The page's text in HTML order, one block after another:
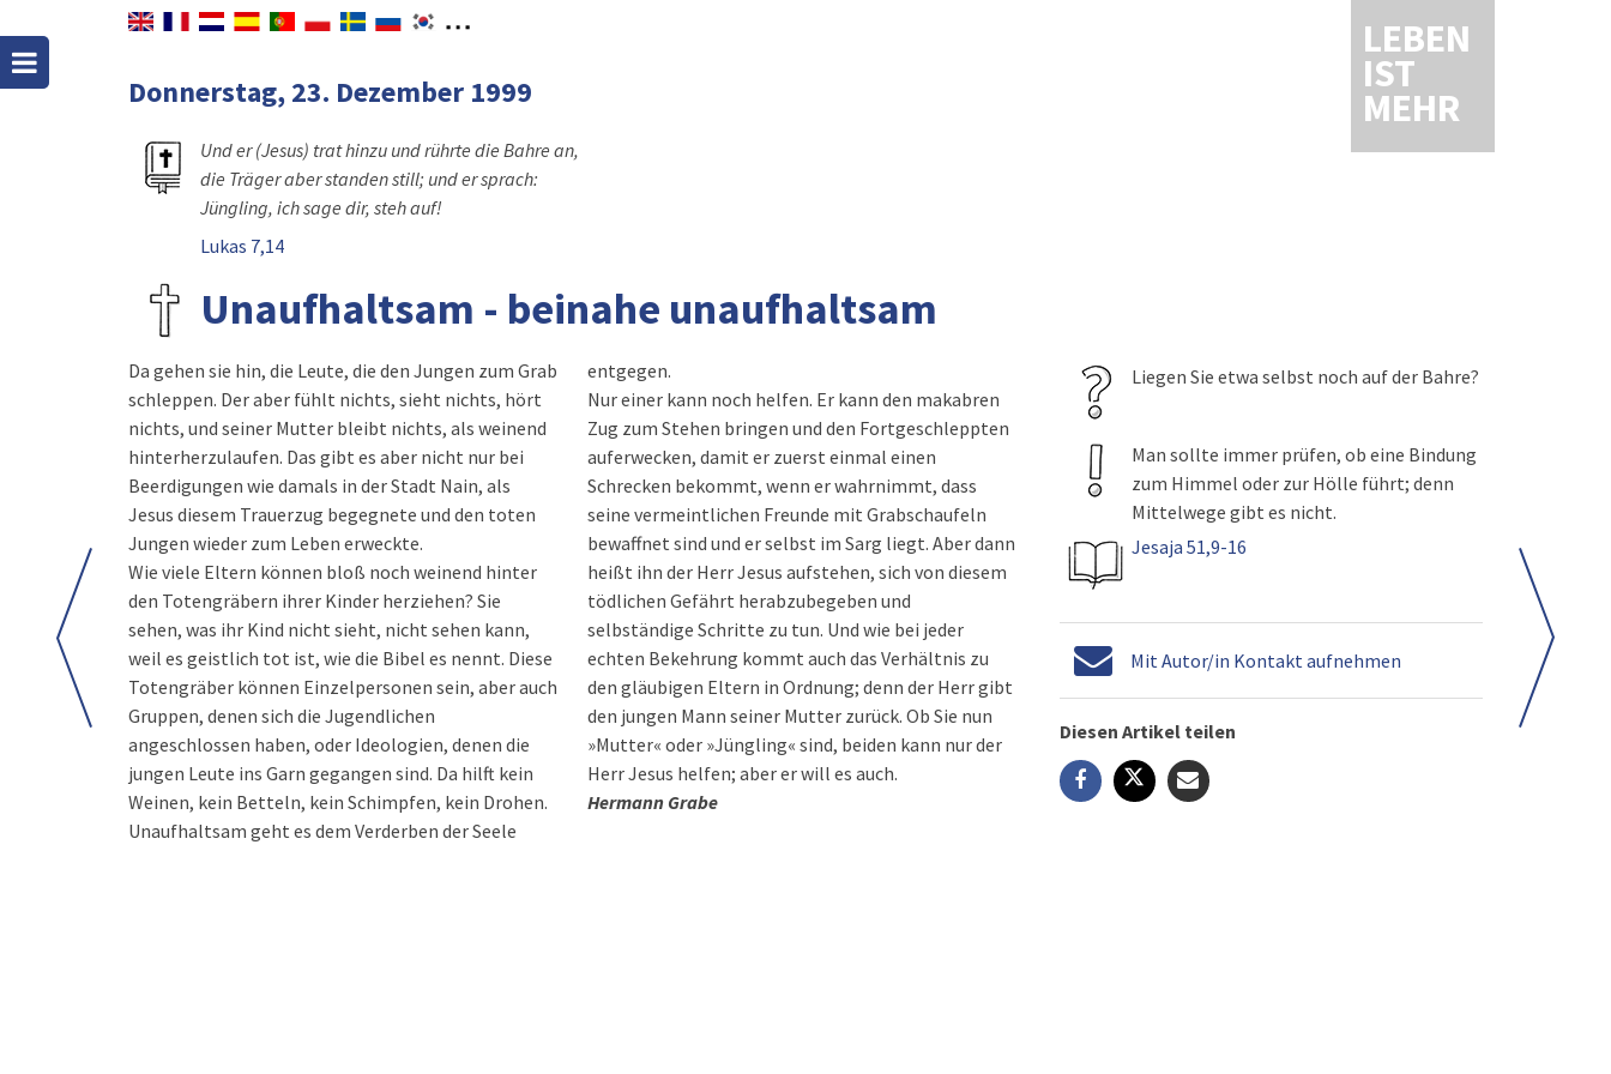
LEBEN
IST
MEHR
Donnerstag, 23. Dezember 1999
Und er (Jesus) trat hinzu und rührte die Bahre an,
die Träger aber standen still; und er sprach:
Jüngling, ich sage dir, steh auf!
Lukas 7,14
Unaufhaltsam - beinahe unaufhaltsam
Da gehen sie hin, die Leute, die den Jungen zum Grab
schleppen. Der aber fühlt nichts, sieht nichts, hört
nichts, und seiner Mutter bleibt nichts, als weinend
hinterherzulaufen. Das gibt es aber nicht nur bei
Beerdigungen wie damals in der Stadt Nain, als
Jesus diesem Trauerzug begegnete und den toten
Jungen wieder zum Leben erweckte.
Wie viele Eltern können bloß noch weinend hinter
den Totengräbern ihrer Kinder herziehen? Sie
sehen, was ihr Kind nicht sieht, nicht sehen kann,
weil es geistlich tot ist, wie die Bibel es nennt. Diese
Totengräber können Einzelpersonen sein, aber auch
Gruppen, denen sich die Jugendlichen
angeschlossen haben, oder Ideologien, denen die
jungen Leute ins Garn gegangen sind. Da hilft kein
Weinen, kein Betteln, kein Schimpfen, kein Drohen.
Unaufhaltsam geht es dem Verderben der Seele
entgegen.
Nur einer kann noch helfen. Er kann den makabren
Zug zum Stehen bringen und den Fortgeschleppten
auferwecken, damit er zuerst einmal einen
Schrecken bekommt, wenn er wahrnimmt, dass
seine vermeintlichen Freunde mit Grabschaufeln
bewaffnet sind und er selbst im Sarg liegt. Aber dann
heißt ihn der Herr Jesus aufstehen, sich von diesem
tödlichen Gefährt herabzubegeben und
selbständige Schritte zu tun. Und wie bei jeder
echten Bekehrung kommt auch das Verhältnis zu
den gläubigen Eltern in Ordnung; denn der Herr gibt
den jungen Mann seiner Mutter zurück. Ob Sie nun
»Mutter« oder »Jüngling« sind, beiden kann nur der
Herr Jesus helfen; aber er will es auch.
Hermann Grabe
Liegen Sie etwa selbst noch auf der Bahre?
Man sollte immer prüfen, ob eine Bindung
zum Himmel oder zur Hölle führt; denn
Mittelwege gibt es nicht.
Jesaja 51,9-16
Mit Autor/in Kontakt aufnehmen
Diesen Artikel teilen